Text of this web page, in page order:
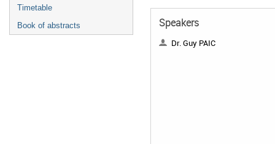
Timetable
Book of abstracts
Speakers
Dr. Guy PAIC